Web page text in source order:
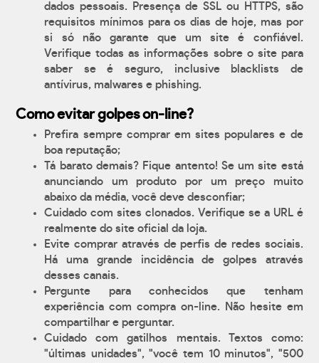
dados pessoais. Presença de SSL ou HTTPS, são
requisitos mínimos para os dias de hoje, mas por
si só não garante que um site é confiável.
Verifique todas as informações sobre o site para
saber se é seguro, inclusive blacklists de
antívirus, malwares e phishing.
Como evitar golpes on-line?
Prefira sempre comprar em sites populares e de
boa reputação;
Tá barato demais? Fique antento! Se um site está
anunciando um produto por um preço muito
abaixo da média, você deve desconfiar;
Cuidado com sites clonados. Verifique se a URL é
realmente do site oficial da loja.
Evite comprar através de perfis de redes sociais.
Há uma grande incidência de golpes através
desses canais.
Pergunte para conhecidos que tenham
experiência com compra on-line. Não hesite em
compartilhar e perguntar.
Cuidado com gatilhos mentais. Textos como:
"últimas unidades", "você tem 10 minutos", "500